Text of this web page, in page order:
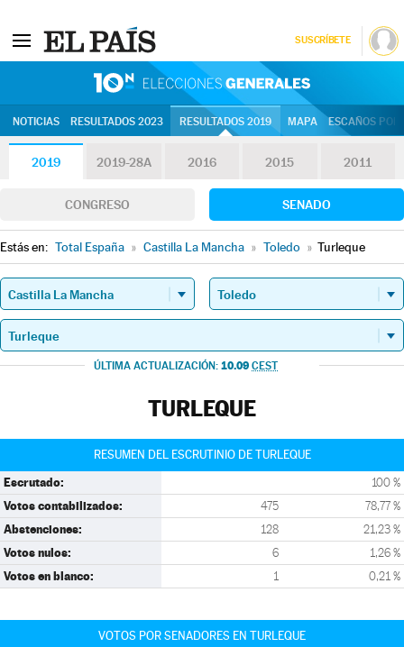
SUSCRÍBETE
NOTICIAS RESULTADOS 2023 RESULTADOS 2019 MAPA ESCAÑOS
2019 2019-28A 2016 2015 2011
CONGRESO SENADO
Estás en: Total España » Castilla La Mancha » Toledo » Turleque
ÚLTIMA ACTUALIZACIÓN: 10.09 CEST
TURLEQUE
RESUMEN DEL ESCRUTINIO DE TURLEQUE
Escrutado: 100 %
Votos contabilizados: 475 78,77 %
Abstenciones: 128 21,23 %
Votos nulos: 6 1,26 %
Votos en blanco: 1 0,21 %
VOTOS POR SENADORES EN TURLEQUE